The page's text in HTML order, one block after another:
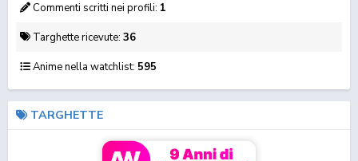
Moriarty the Patriot
Commenti scritti nei profili: 1
Targhette ricevute: 36
Anime nella watchlist: 595
TARGHETTE